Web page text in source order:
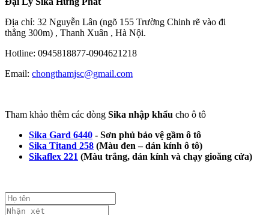
Địa chỉ: 32 Nguyễn Lân (ngõ 155 Trường Chinh rẽ vào đi
thẳng 300m) , Thanh Xuân , Hà Nội.
Hotline: 0945818877-0904621218
Email: chongthamjsc@gmail.com
Tham khảo thêm các dòng Sika nhập khẩu cho ô tô
Sika Gard 6440 - Sơn phủ bảo vệ gầm ô tô
Sika Titand 258 (Màu đen – dán kính ô tô)
Sikaflex 221 (Màu trắng, dán kính và chạy gioăng cửa)